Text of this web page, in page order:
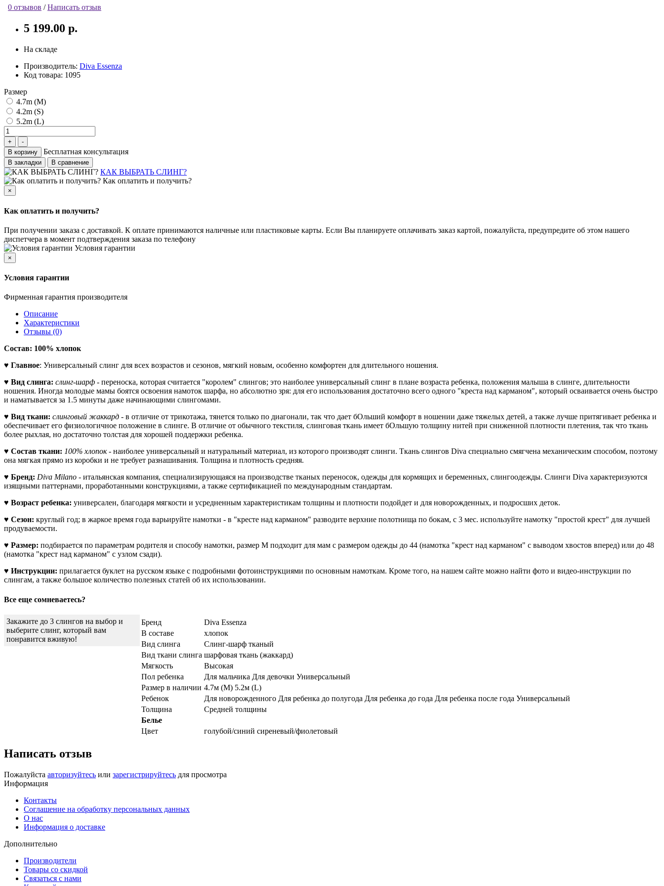
0 отзывов /Написать отзыв
5 199.00 р.
На складе
Производитель: Diva Essenza
Код товара: 1095
Размер
4.7m (M)
4.2m (S)
5.2m (L)
В корзину Бесплатная консультация
В закладки В сравнение
КАК ВЫБРАТЬ СЛИНГ?
Как оплатить и получить?
×
Как оплатить и получить?
При получении заказа с доставкой. К оплате принимаются наличные или пластиковые карты. Если Вы планируете оплачивать заказ картой, пожалуйста, предупредите об этом нашего
диспетчера в момент подтверждения заказа по телефону
Условия гарантии
×
Условия гарантии
Фирменная гарантия производителя
Описание
Характеристики
Отзывы (0)
Состав: 100% хлопок
♥ Главное: Универсальный слинг для всех возрастов и сезонов, мягкий новым, особенно комфортен для длительного ношения.
♥ Вид слинга: слинг-шарф - переноска, которая считается "королем" слингов; это наиболее универсальный слинг в плане возраста ребенка, положения малыша в слинге, длительности
ношения. Иногда молодые мамы боятся освоения намоток шарфа, но абсолютно зря: для его использования достаточно всего одного "креста над карманом", который осваивается очень быстро
и наматывается за 1.5 минуты даже начинающими слингомами.
♥ Вид ткани: слинговый жаккард - в отличие от трикотажа, тянется только по диагонали, так что дает бОльший комфорт в ношении даже тяжелых детей, а также лучше притягивает ребенка и
обеспечивает его физиологичное положение в слинге. В отличие от обычного текстиля, слинговая ткань имеет бОльшую толщину нитей при сниженной плотности плетения, так что ткань
более рыхлая, но достаточно толстая для хорошей поддержки ребенка.
♥ Состав ткани: 100% хлопок- наиболее универсальный и натуральный материал, из которого производят слинги. Ткань слингов Diva специально смягчена механическим способом, поэтому
она мягкая прямо из коробки и не требует разнашивания. Толщина и плотность средняя.
♥ Бренд: Diva Milano - итальянская компания, специализирующаяся на производстве тканых переносок, одежды для кормящих и беременных, слингоодежды. Слинги Diva характеризуются
изящными паттернами, проработанными конструкциями, а также сертификацией по международным стандартам.
♥ Возраст ребенка: универсален, благодаря мягкости и усредненным характеристикам толщины и плотности подойдет и для новорожденных, и подросших деток.
♥ Сезон: круглый год; в жаркое время года варьируйте намотки - в "кресте над карманом" разводите верхние полотнища по бокам, с 3 мес. используйте намотку "простой крест" для лучшей
продуваемости.
♥ Размер: подбирается по параметрам родителя и способу намотки, размер М подходит для мам с размером одежды до 44 (намотка "крест над карманом" с выводом хвостов вперед) или до 48
(намотка "крест над карманом" с узлом сзади).
♥ Инструкции: прилагается буклет на русском языке с подробными фотоинструкциями по основным намоткам. Кроме того, на нашем сайте можно найти фото и видео-инструкции по
слингам, а также большое количество полезных статей об их использовании.
Все еще сомневаетесь?
Закажите до 3 слингов на выбор и
выберите слинг, который вам
понравится вживую!
Бренд
Diva Essenza
В составе
хлопок
Вид слинга
Слинг-шарф тканый
Вид ткани слинга шарфовая ткань (жаккард)
Мягкость
Высокая
Пол ребенка
Для мальчика Для девочки Универсальный
Размер в наличии 4.7м (M) 5.2м (L)
Ребенок
Для новорожденного Для ребенка до полугода Для ребенка до года Для ребенка после года Универсальный
Толщина
Средней толщины
Белье
Цвет
голубой/синий сиреневый/фиолетовый
Написать отзыв
Пожалуйста авторизуйтесь или зарегистрируйтесь для просмотра
Информация
Контакты
Соглашение на обработку персональных данных
О нас
Информация о доставке
Дополнительно
Производители
Товары со скидкой
Связаться с нами